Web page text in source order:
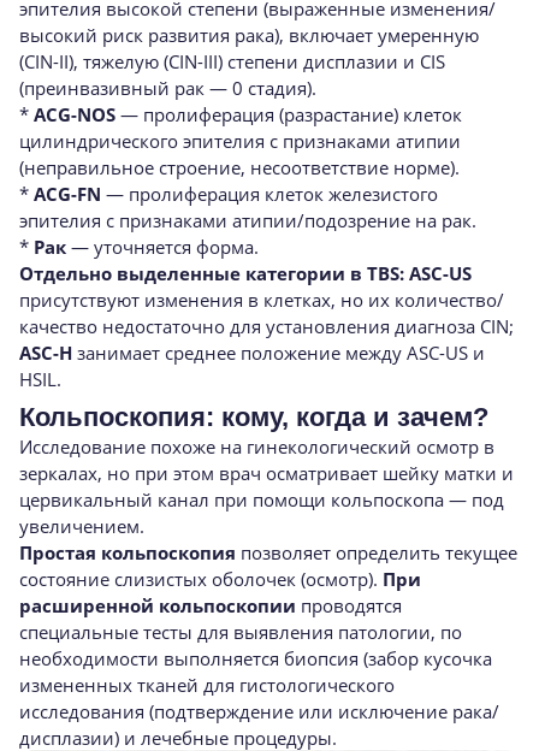
эпителия высокой степени (выраженные изменения/
высокий риск развития рака), включает умеренную
(CIN-II), тяжелую (CIN-III) степени дисплазии и CIS
(преинвазивный рак — 0 стадия).
* ACG-NOS — пролиферация (разрастание) клеток
цилиндрического эпителия с признаками атипии
(неправильное строение, несоответствие норме).
* ACG-FN — пролиферация клеток железистого
эпителия с признаками атипии/подозрение на рак.
* Рак — уточняется форма.
Отдельно выделенные категории в TBS: ASC-US
присутствуют изменения в клетках, но их количество/
качество недостаточно для установления диагноза CIN;
ASC-H занимает среднее положение между ASC-US и
HSIL.
Кольпоскопия: кому, когда и зачем?
Исследование похоже на гинекологический осмотр в
зеркалах, но при этом врач осматривает шейку матки и
цервикальный канал при помощи кольпоскопа — под
увеличением.
Простая кольпоскопия позволяет определить текущее
состояние слизистых оболочек (осмотр). При
расширенной кольпоскопии проводятся
специальные тесты для выявления патологии, по
необходимости выполняется биопсия (забор кусочка
измененных тканей для гистологического
исследования (подтверждение или исключение рака/
дисплазии) и лечебные процедуры.